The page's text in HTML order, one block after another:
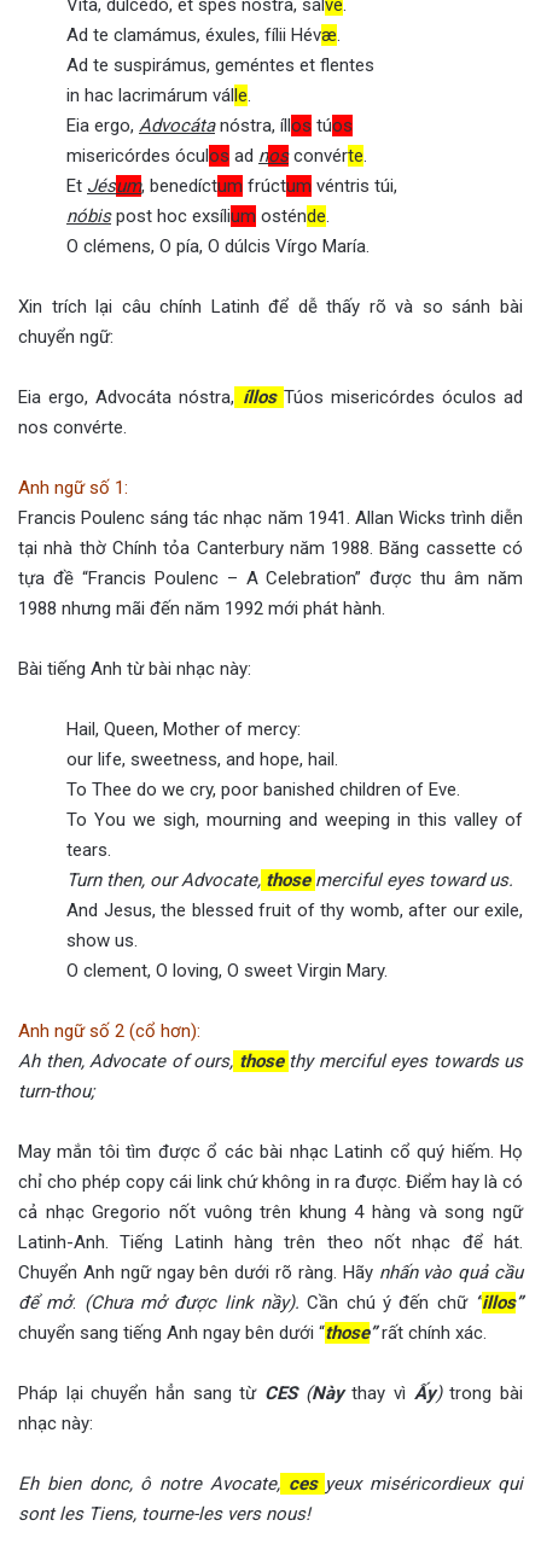
Víta, dulcédo, et spes nóstra, sálve.
Ad te clamámus, éxules, fílii Hévæ.
Ad te suspirámus, geméntes et flentes
in hac lacrimárum válle.
Eia ergo, Advocátanóstra, íllos túos
misericórdes óculos ad nosconvérte.
Et Jésum, benedíctum frúctum véntris túi,
nóbispost hoc exsílium osténde.
O clémens, O pía, O dúlcis Vírgo María.
Xin trích lại câu chính Latinh để dễ thấy rõ và so sánh bài
chuyển ngữ:
Eia ergo, Advocáta nóstra, íllos Túos misericórdes óculos ad
nos convérte.
Anh ngữ số 1:
Francis Poulenc sáng tác nhạc năm 1941. Allan Wicks trình diễn
tại nhà thờ Chính tỏa Canterbury năm 1988. Băng cassette có
tựa đề “Francis Poulenc – A Celebration” được thu âm năm
1988 nhưng mãi đến năm 1992 mới phát hành.
Bài tiếng Anh từ bài nhạc này:
Hail, Queen, Mother of mercy:
our life, sweetness, and hope, hail.
To Thee do we cry, poor banished children of Eve.
To You we sigh, mourning and weeping in this valley of
tears.
Turn then, our Advocate, those merciful eyes toward us.
And Jesus, the blessed fruit of thy womb, after our exile,
show us.
O clement, O loving, O sweet Virgin Mary.
Anh ngữ số 2 (cổ hơn):
Ah then, Advocate of ours, those thy merciful eyes towards us
turn-thou;
May mắn tôi tìm được ổ các bài nhạc Latinh cổ quý hiếm. Họ
chỉ cho phép copy cái link chứ không in ra được. Điểm hay là có
cả nhạc Gregorio nốt vuông trên khung 4 hàng và song ngữ
Latinh-Anh. Tiếng Latinh hàng trên theo nốt nhạc để hát.
Chuyển Anh ngữ ngay bên dưới rõ ràng. Hãy nhấn vào quả cầu
để mở. (Chưa mở được link nầy). Cần chú ý đến chữ “illos”
chuyển sang tiếng Anh ngay bên dưới “those”rất chính xác.
Pháp lại chuyển hẳn sang từ CES(Này thay vì Ấy)trong bài
nhạc này:
Eh bien donc, ô notre Avocate, ces yeux miséricordieux qui
sont les Tiens, tourne-les vers nous!